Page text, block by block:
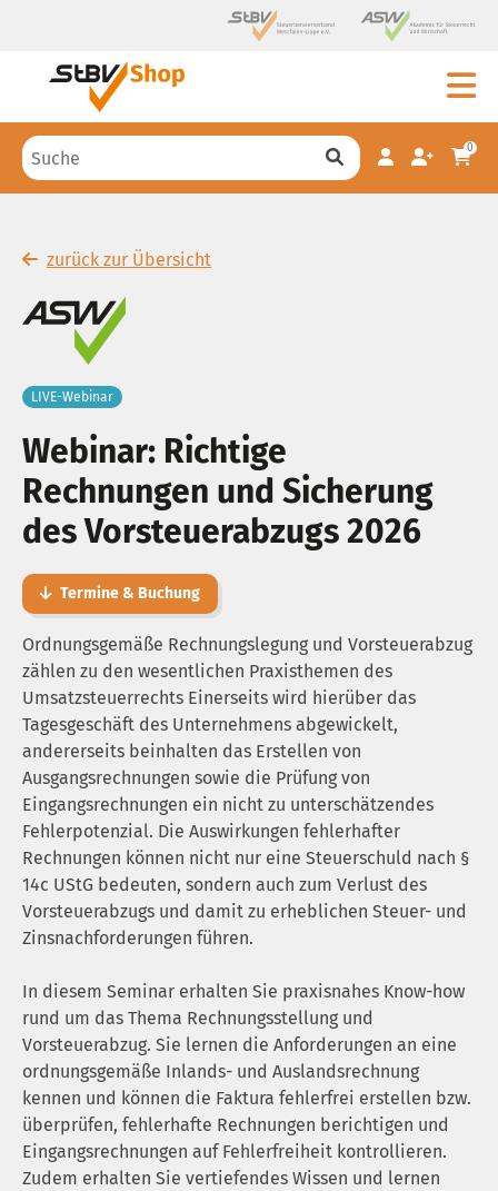
0
zurück zur Übersicht
LIVE-Webinar
Webinar: Richtige
Rechnungen und Sicherung
des Vorsteuerabzugs 2026
Termine & Buchung
Ordnungsgemäße Rechnungslegung und Vorsteuerabzug
zählen zu den wesentlichen Praxisthemen des
Umsatzsteuerrechts Einerseits wird hierüber das
Tagesgeschäft des Unternehmens abgewickelt,
andererseits beinhalten das Erstellen von
Ausgangsrechnungen sowie die Prüfung von
Eingangsrechnungen ein nicht zu unterschätzendes
Fehlerpotenzial. Die Auswirkungen fehlerhafter
Rechnungen können nicht nur eine Steuerschuld nach §
14c UStG bedeuten, sondern auch zum Verlust des
Vorsteuerabzugs und damit zu erheblichen Steuer- und
Zinsnachforderungen führen.
In diesem Seminar erhalten Sie praxisnahes Know-how
rund um das Thema Rechnungsstellung und
Vorsteuerabzug. Sie lernen die Anforderungen an eine
ordnungsgemäße Inlands- und Auslandsrechnung
kennen und können die Faktura fehlerfrei erstellen bzw.
überprüfen, fehlerhafte Rechnungen berichtigen und
Eingangsrechnungen auf Fehlerfreiheit kontrollieren.
Zudem erhalten Sie vertiefendes Wissen und lernen